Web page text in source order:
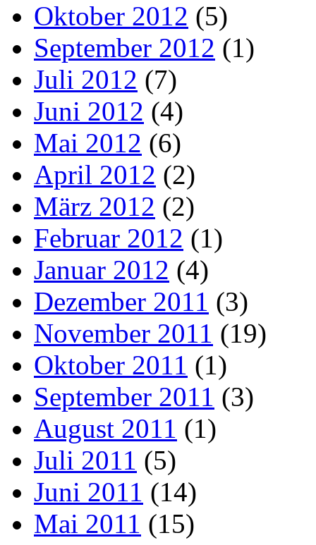
Oktober 2012 (5)
September 2012 (1)
Juli 2012 (7)
Juni 2012 (4)
Mai 2012 (6)
April 2012 (2)
März 2012 (2)
Februar 2012 (1)
Januar 2012 (4)
Dezember 2011 (3)
November 2011 (19)
Oktober 2011 (1)
September 2011 (3)
August 2011 (1)
Juli 2011 (5)
Juni 2011 (14)
Mai 2011 (15)